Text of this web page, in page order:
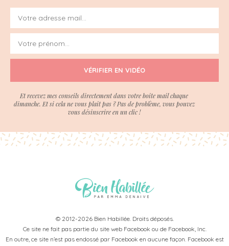
VÉRIFIER EN VIDÉO
Et recevez mes conseils directement dans votre boite mail chaque
dimanche. Et si cela ne vous plait pas ? Pas de problème, vous pouvez
vous désinscrire en un clic !
© 2012-2026 Bien Habillée. Droits déposés.
Ce site ne fait pas partie du site web Facebook ou de Facebook, Inc.
En outre, ce site n’est pas endossé par Facebook en aucune façon. Facebook est